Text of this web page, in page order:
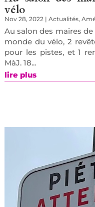
vélo
Nov 28, 2022 | Actualités,
Au salon des maires de
monde du vélo, 2
pour les pistes, et 1
MàJ. 18...
lire plus